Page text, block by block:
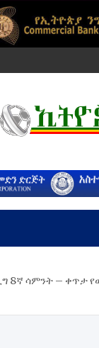
8ኛ ሳምንት – ቀጥታ